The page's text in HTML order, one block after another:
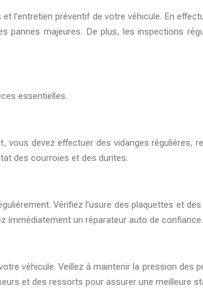
l’entretien préventif de votre véhicule. En
pannes majeures. De plus, les inspections
essentielles.
devez effectuer des vidanges régulières,
des courroies et des durites.
Vérifiez l’usure des plaquettes et
immédiatement un réparateur auto de confiance.
véhicule. Veillez à maintenir la pression des
et des ressorts pour assurer une meilleure